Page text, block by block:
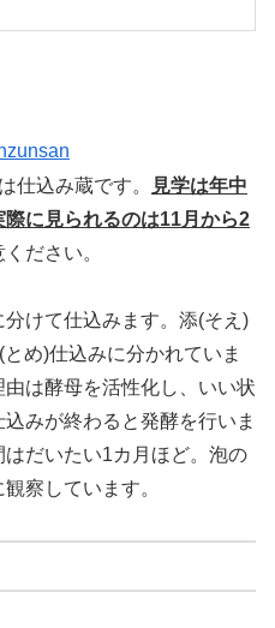
仕込み蔵です。
見学は年中
に見られるのは11月から2
ださい。
けて仕込みます。添(そえ)
め)仕込みに分かれていま
は酵母を活性化し、いい状
みが終わると発酵を行いま
だいたい1カ月ほど。泡の
察しています。